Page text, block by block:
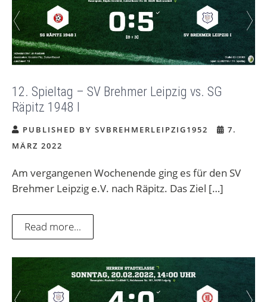
12. Spieltag – SV Brehmer Leipzig vs. SG
Räpitz 1948 I
PUBLISHED BY SVBREHMERLEIPZIG1952
7.
MÄRZ 2022
Am vergangenen Wochenende ging es für den SV
Brehmer Leipzig e.V. nach Räpitz. Das Ziel […]
Read more...